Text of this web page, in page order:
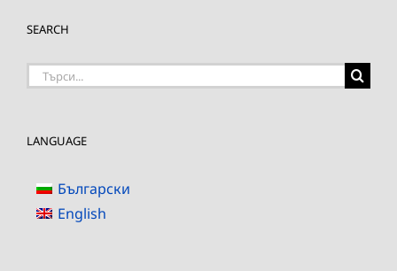
SEARCH
Търсене
LANGUAGE
Български
English